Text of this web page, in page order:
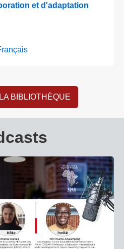
et d'adaptation
BIBLIOTHÈQUE